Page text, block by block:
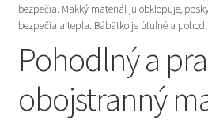
bezpečia. Mäkký materiál ju obklopuje,
bezpečia a tepla. Bábätko je útulné a
Pohodlný a
obojstranný